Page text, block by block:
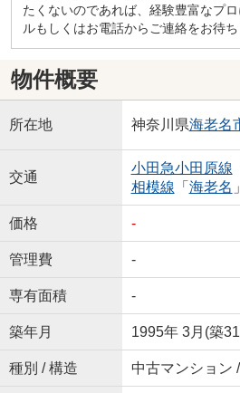
たくないのであれば、経験豊富なプ
ルもしくはお電話からご連絡をお待ち
物件概要
所在地 神奈川県海老名
交通
小田急小田原線
相模線 「 海老名
価格 -
管理費 -
専有面積 -
築年月 1995年 3月(築
種別 / 構造 中古マンション